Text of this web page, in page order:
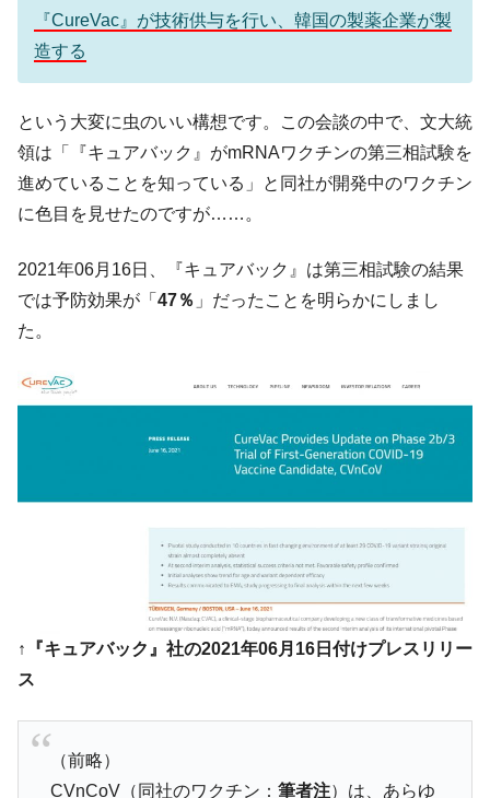
『Money1』
韓国政府『BYD』車への補助金を全廃 ⇒ 実
は韓国で『BYD』車は売れている。6カ月で対前年同期比
1.9倍！
く空港に詰めかけ「出て行け！」「極右勢力」のプラカー
ドを掲げる「在韓反米勢力」
『Money1』
韓国政府「2035年までに18.4GW規模のAIデ
ータセンター整備」⇒ だから無理だってば。
ほぼ終わった」
『Money1』
韓国『国民年金公団』株価暴落で200兆蒸
発。
ャンペーン」⇒ あの名物教授も登場！
営業利益80.2％も減少
米国下院「韓国の公務員個人をターゲット
にぶん殴る法案」提出！⇒ クーパン問題は合衆国企業に対
する差別。許してはおかぬ
韓国ボンクラ政策室長･金容範、株価暴落に
他人事のような発言。
『Money1』
『Money1』
機 ⇒ 10.7兆では損が出るからできない。
『CureVac』が技術供与を行い、韓国の製薬企業が製
造する
という大変に虫のいい構想です。この会談の中で、文大統
領は「『キュアバック』がmRNAワクチンの第三相試験を
進めていることを知っている」と同社が開発中のワクチン
に色目を見せたのですが……。
2021年06月16日、『キュアバック』は第三相試験の結果
では予防効果が「 47％ 」だったことを明らかにしまし
た。
↑『キュアバック』社の2021年06月16日付けプレスリリー
ス
（前略）
CVnCoV（同社のワクチン： 筆者注）は、あらゆ